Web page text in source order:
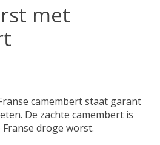
met
camembert staat garant
De zachte camembert is
droge worst.